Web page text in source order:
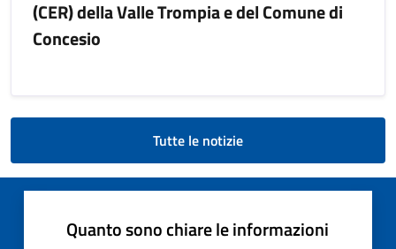
(CER) della Valle Trompia e del Comune di
Concesio
Tutte le notizie
Quanto sono chiare le informazioni